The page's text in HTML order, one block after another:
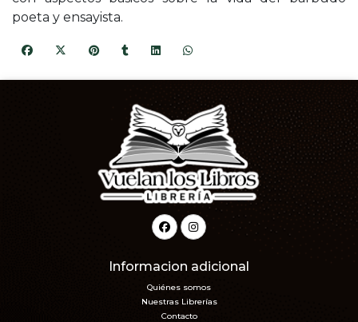
poeta y ensayista.
Informacion adicional
Quiénes somos
Nuestras Librerías
Contacto